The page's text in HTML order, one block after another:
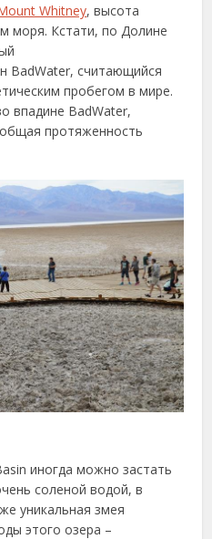
Whitney, высота
моря. Кстати, по Долине
BadWater, считающийся
пробегом в мире.
впадине BadWater,
протяженность
иногда можно застать
соленой водой, в
уникальная змея
этого озера –